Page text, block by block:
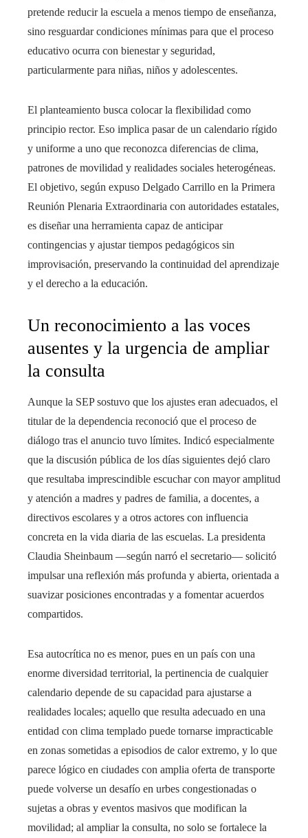
pretende reducir la escuela a menos tiempo de enseñanza,
sino resguardar condiciones mínimas para que el proceso
educativo ocurra con bienestar y seguridad,
particularmente para niñas, niños y adolescentes.
El planteamiento busca colocar la flexibilidad como
principio rector. Eso implica pasar de un calendario rígido
y uniforme a uno que reconozca diferencias de clima,
patrones de movilidad y realidades sociales heterogéneas.
El objetivo, según expuso Delgado Carrillo en la Primera
Reunión Plenaria Extraordinaria con autoridades estatales,
es diseñar una herramienta capaz de anticipar
contingencias y ajustar tiempos pedagógicos sin
improvisación, preservando la continuidad del aprendizaje
y el derecho a la educación.
Un reconocimiento a las voces
ausentes y la urgencia de ampliar
la consulta
Aunque la SEP sostuvo que los ajustes eran adecuados, el
titular de la dependencia reconoció que el proceso de
diálogo tras el anuncio tuvo límites. Indicó especialmente
que la discusión pública de los días siguientes dejó claro
que resultaba imprescindible escuchar con mayor amplitud
y atención a madres y padres de familia, a docentes, a
directivos escolares y a otros actores con influencia
concreta en la vida diaria de las escuelas. La presidenta
Claudia Sheinbaum —según narró el secretario— solicitó
impulsar una reflexión más profunda y abierta, orientada a
suavizar posiciones encontradas y a fomentar acuerdos
compartidos.
Esa autocrítica no es menor, pues en un país con una
enorme diversidad territorial, la pertinencia de cualquier
calendario depende de su capacidad para ajustarse a
realidades locales; aquello que resulta adecuado en una
entidad con clima templado puede tornarse impracticable
en zonas sometidas a episodios de calor extremo, y lo que
parece lógico en ciudades con amplia oferta de transporte
puede volverse un desafío en urbes congestionadas o
sujetas a obras y eventos masivos que modifican la
movilidad; al ampliar la consulta, no solo se fortalece la